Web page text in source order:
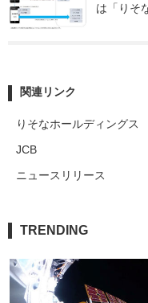
は「りそ
関連リンク
りそなホールディングス
JCB
ニュースリリース
TRENDING